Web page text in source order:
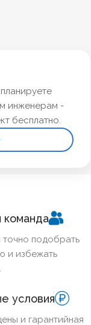
инженерам -
бесплатно.
команда
подобрать
и избежать
условия
и гарантийная